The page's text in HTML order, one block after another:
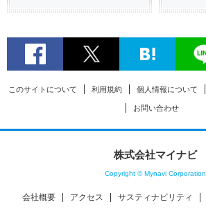
このサイトについて 利用規約 個人情報について
お問い合わせ
株式会社マイナビ
Copyright © Mynavi Corporation
会社概要 アクセス サスティナビリティ